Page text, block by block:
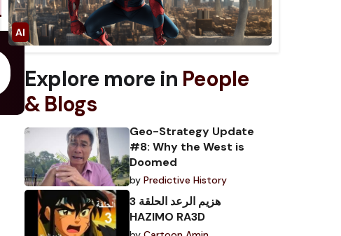
Explore more in People
& Blogs
Geo-Strategy Update
#8: Why the West is
Doomed
by Predictive History
هزيم الرعد الحلقة 3
HAZIMO RA3D